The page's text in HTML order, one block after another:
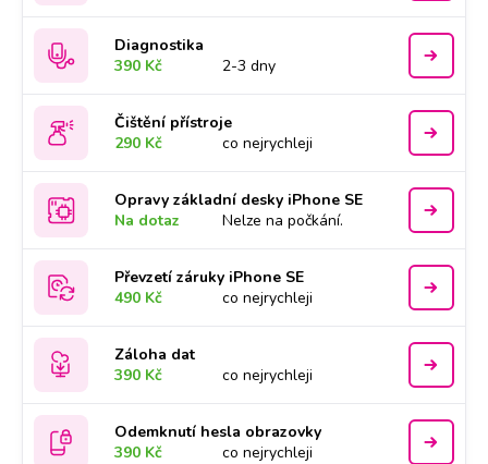
Diagnostika
390 Kč
2-3 dny
Čištění přístroje
290 Kč
co nejrychleji
Opravy základní desky iPhone SE
Na dotaz
Nelze na počkání.
Převzetí záruky iPhone SE
490 Kč
co nejrychleji
Záloha dat
390 Kč
co nejrychleji
Odemknutí hesla obrazovky
390 Kč
co nejrychleji